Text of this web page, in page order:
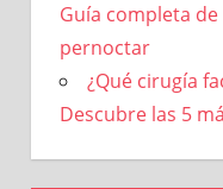
Guía completa
pernoctar
¿Qué cirugía
Descubre las 5